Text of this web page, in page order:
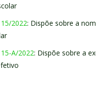
2022: Dispõe sobre a
A/2022: Dispõe sobre a